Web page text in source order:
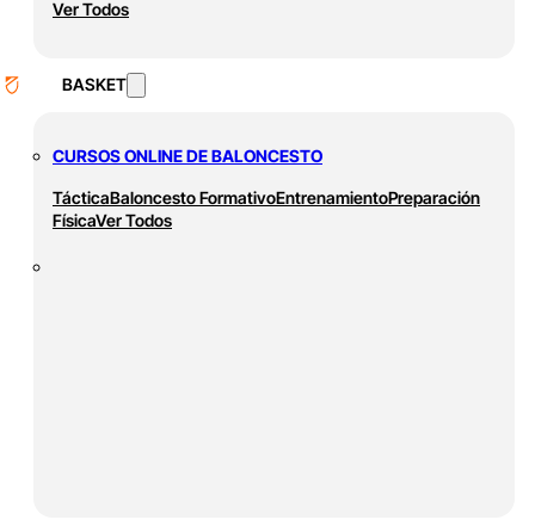
Ver Todos
BASKET
CURSOS ONLINE DE BALONCESTO
TácticaBaloncesto FormativoEntrenamientoPreparación
FísicaVer Todos